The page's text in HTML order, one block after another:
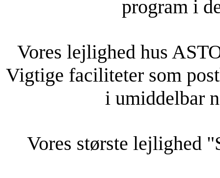
program i
Vores lejlighed hus
Vigtige faciliteter som
i umiddelbar
Vores største lejlighed